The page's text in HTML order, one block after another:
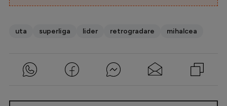
uta superliga lider retrogradare mihalcea